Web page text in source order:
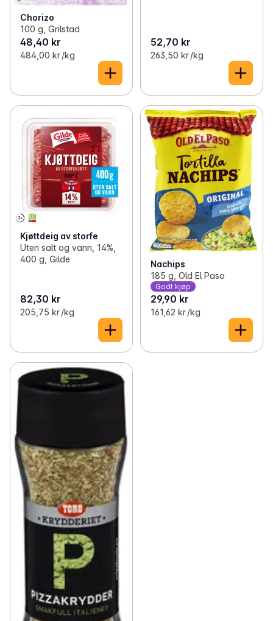
Chorizo
100 g, Grilstad
48,40 kr
484,00 kr /kg
52,70 kr
263,50 kr /kg
Kjøttdeig av storfe
Uten salt og vann, 14%,
400 g, Gilde
82,30 kr
205,75 kr /kg
Nachips
185 g, Old El Paso
Godt kjøp
29,90 kr
161,62 kr /kg